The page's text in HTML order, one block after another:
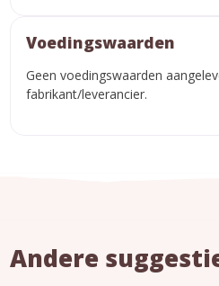
Voedingswaarden
Geen voedingswaarden
fabrikant/leverancier.
Andere